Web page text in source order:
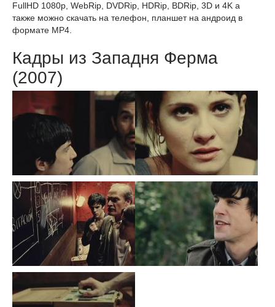
FullHD 1080p, WebRip, DVDRip, HDRip, BDRip, 3D и 4K а
также можно скачать на телефон, планшет на андроид в
формате MP4.
Кадры из Западня Ферма
(2007)